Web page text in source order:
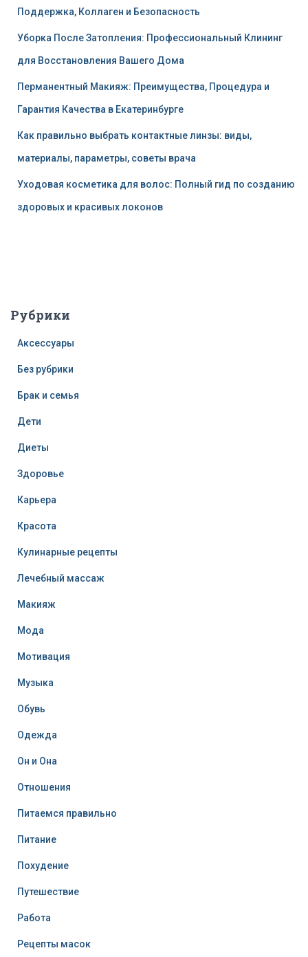
Поддержка, Коллаген и Безопасность
Уборка После Затопления: Профессиональный Клининг
для Восстановления Вашего Дома
Перманентный Макияж: Преимущества, Процедура и
Гарантия Качества в Екатеринбурге
Как правильно выбрать контактные линзы: виды,
материалы, параметры, советы врача
Уходовая косметика для волос: Полный гид по созданию
здоровых и красивых локонов
Рубрики
Аксессуары
Без рубрики
Брак и семья
Дети
Диеты
Здоровье
Карьера
Красота
Кулинарные рецепты
Лечебный массаж
Макияж
Мода
Мотивация
Музыка
Обувь
Одежда
Он и Она
Отношения
Питаемся правильно
Питание
Похудение
Путешествие
Работа
Рецепты масок